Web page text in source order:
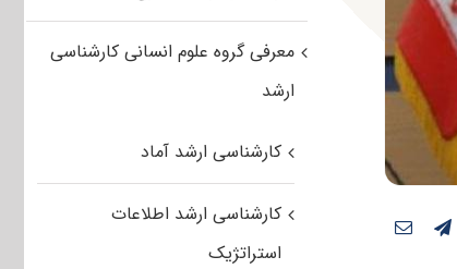
معرفی گروه علوم انسانی کارشناسی
ارشد
کارشناسی ارشد آماد
کارشناسی ارشد اطلاعات
استراتژیک